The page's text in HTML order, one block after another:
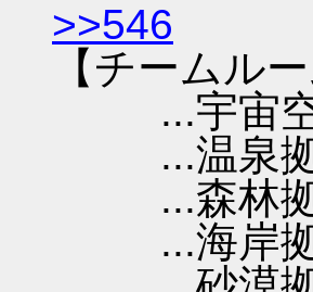
>>546
【チームル
...宇宙空
...温泉拠
...森林拠
...海岸拠